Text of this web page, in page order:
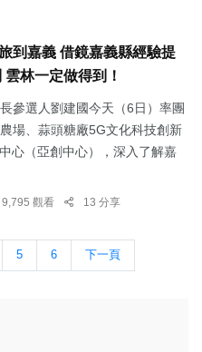
到嘉義 借鏡嘉義縣經驗提
林一定做得到！
參選人劉建國今天（6日）率團
場、蒜頭糖廠5G文化科技創新
心（亞創中心），深入了解嘉
9,795 觀看 13 分享
5 6 下一頁